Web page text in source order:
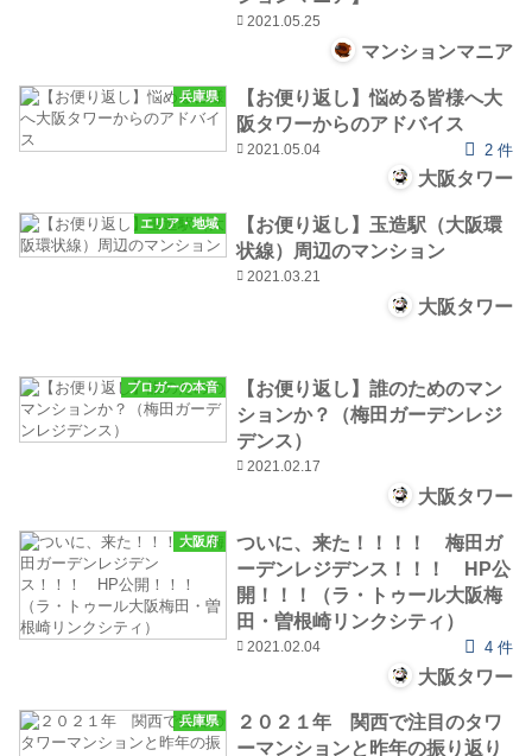
2021.05.25
マンションマニア
兵庫県
【お便り返し】悩める皆様へ大
阪タワーからのアドバイス
2021.05.04 2 件
大阪タワー
エリア・地域
【お便り返し】玉造駅（大阪環
状線）周辺のマンション
2021.03.21
大阪タワー
ブロガーの本音
【お便り返し】誰のためのマン
ションか？（梅田ガーデンレジ
デンス）
2021.02.17
大阪タワー
大阪府
ついに、来た！！！！ 梅田ガ
ーデンレジデンス！！！ HP公
開！！！（ラ・トゥール大阪梅
田・曽根崎リンクシティ）
2021.02.04 4 件
大阪タワー
兵庫県
２０２１年 関西で注目のタワ
ーマンションと昨年の振り返り